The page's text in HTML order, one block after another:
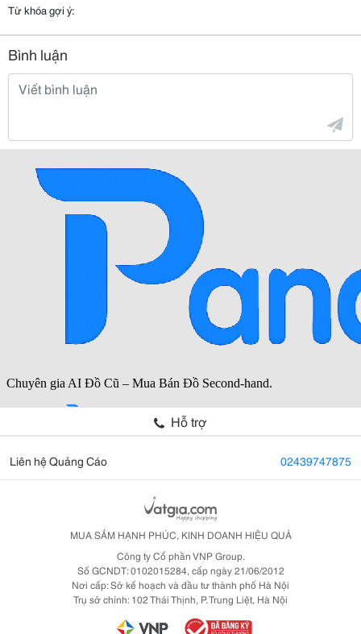
Từ khóa gợi ý:
Bình luận
Hỗ trợ
Liên hệ Quảng Cáo 02439747875
MUA SẮM HẠNH PHÚC, KINH DOANH HIỆU QUẢ
Công ty Cổ phần VNP Group.
Số GCNDT: 0102015284, cấp ngày 21/06/2012
Nơi cấp: Sở kế hoạch và đầu tư thành phố Hà Nội
Trụ sở chính: 102 Thái Thịnh, P. Trung Liệt, Hà Nội